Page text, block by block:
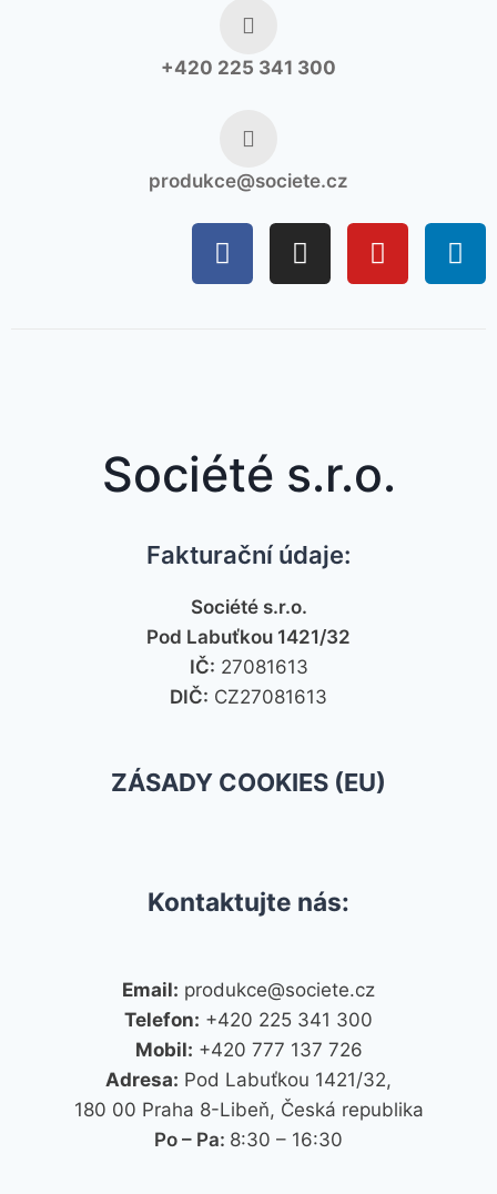
+420 225 341 300
produkce@societe.cz
Société s.r.o.
Fakturační údaje:
Société s.r.o.
Pod Labuťkou 1421/32
IČ: 27081613
DIČ: CZ27081613
ZÁSADY COOKIES (EU)
Kontaktujte nás:
Email: produkce@societe.cz
Telefon: +420 225 341 300
Mobil: +420 777 137 726
Adresa: Pod Labuťkou 1421/32,
180 00 Praha 8-Libeň, Česká republika
Po – Pa: 8:30 – 16:30